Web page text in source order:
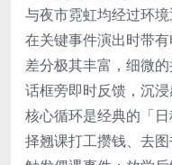
与夜市霓虹均经过环
在关键事件演出时带
差分极其丰富，细微
话框旁即时反馈，沉浸
核心循环是经典的「
择翘课打工攒钱、去